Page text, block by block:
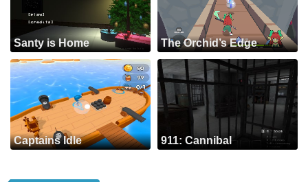
Santy is Home The Orchid’s Edge
Captains Idle 911: Cannibal